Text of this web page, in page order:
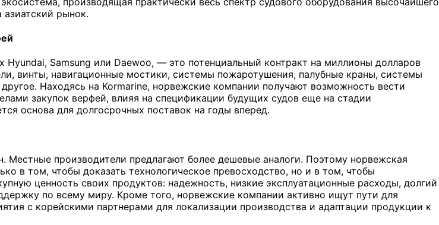
рынок.
Hyundai, Samsung или Daewoo, — это потенциальный контракт на миллионы долларов
винты, навигационные мостики, системы пожаротушения, палубные краны, системы
Находясь на Kormarine, норвежские компании получают возможность вести
закупок верфей, влияя на спецификации будущих судов еще на стадии
основа для долгосрочных поставок на годы вперед.
Местные производители предлагают более дешевые аналоги. Поэтому норвежская
в том, чтобы доказать технологическое превосходство, но и в том, чтобы
ценность своих продуктов: надежность, низкие эксплуатационные расходы, долгий
по всему миру. Кроме того, норвежские компании активно ищут пути для
с корейскими партнерами для локализации производства и адаптации продукции к